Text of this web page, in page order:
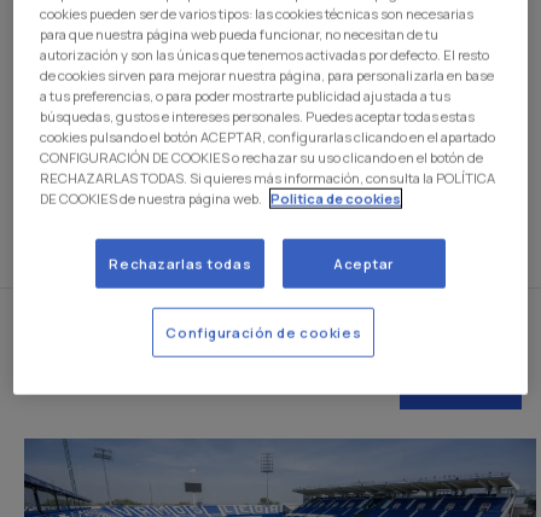
C.D. Leganés performed, on Tuesday, the week's
second training session before the match against
Mallorca (Saturday 4:00 p.m. Butarque). The session
was directed for the first time by Luis Cembranos
and Carlos Martínez, who have taken over the team
after Mauricio Pellegrino left.
cookies pueden ser de varios tipos: las cookies técnicas son necesarias
para que nuestra página web pueda funcionar, no necesitan de tu
autorización y son las únicas que tenemos activadas por defecto. El resto
de cookies sirven para mejorar nuestra página, para personalizarla en base
a tus preferencias, o para poder mostrarte publicidad ajustada a tus
búsquedas, gustos e intereses personales. Puedes aceptar todas estas
cookies pulsando el botón ACEPTAR, configurarlas clicando en el apartado
CONFIGURACIÓN DE COOKIES o rechazar su uso clicando en el botón de
RECHAZARLAS TODAS. Si quieres más información, consulta la POLÍTICA
DE COOKIES de nuestra página web. Politica de cookies
Rechazarlas todas Aceptar
Configuración de cookies